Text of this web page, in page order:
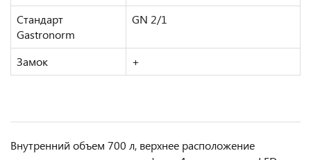
Стандарт
Gastronorm
GN 2/1
Замок +
Внутренний объем 700 л, верхнее расположение